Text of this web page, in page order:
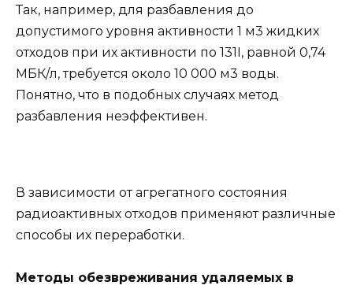
Так, например, для разбавления до
допустимого уровня активности 1 м3 жидких
отходов при их активности по 131I, равной 0,74
МБК/л, требуется около 10 000 м3 воды.
Понятно, что в подобных случаях метод
разбавления неэффективен.
В зависимости от агрегатного состояния
радиоактивных отходов применяют различные
способы их переработки.
Методы обезвреживания удаляемых в